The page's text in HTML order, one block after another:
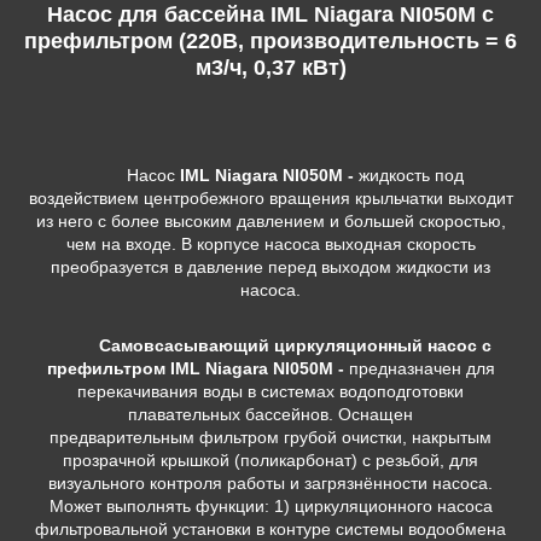
Насос для бассейна IML Niagara NI050M c
префильтром (220В, производительность = 6
м3/ч, 0,37 кВт)
Насос IML Niagara NI050M - жидкость под
воздействием центробежного вращения крыльчатки выходит
из него с более высоким давлением и большей скоростью,
чем на входе. В корпусе насоса выходная скорость
преобразуется в давление перед выходом жидкости из
насоса.
Самовсасывающий циркуляционный насосс
префильтром IML Niagara NI050M - предназначен для
перекачивания воды в системах водоподготовки
плавательных бассейнов. Оснащен
предварительным фильтром грубой очистки, накрытым
прозрачной крышкой (поликарбонат) с резьбой, для
визуального контроля работы и загрязнённости насоса.
Может выполнять функции: 1) циркуляционного насоса
фильтровальной установки в контуре системы водообмена